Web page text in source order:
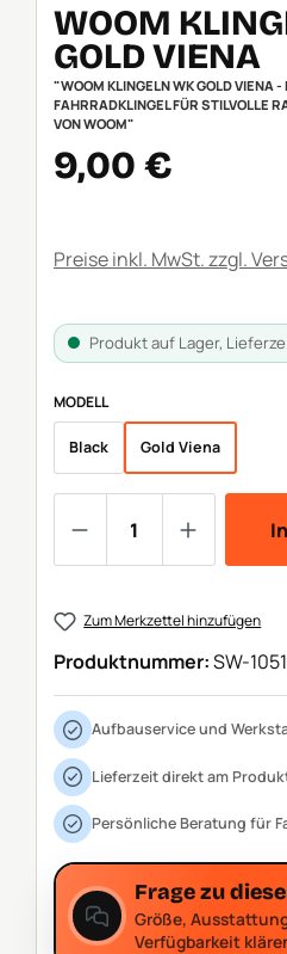
WOOM
GOLD VIENA
"WOOM KLINGELN WK GOLD VIENA -
FAHRRADKLINGEL FÜR STILVOLLE
VON WOOM"
9,00 €
Preise inkl. MwSt. zzgl.
Produkt auf Lager,
MODELLAUSWÄHLEN
Black Gold Viena
Zum Merkzettel hinzufügen
Produktnummer:SW-
Aufbauservice und
Lieferzeit direkt am
Persönliche Beratung für
Frage zu
Größe,
Verfügbarkeit